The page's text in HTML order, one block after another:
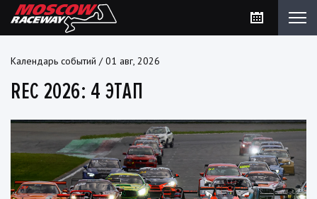
Календарь событий /01 авг, 2026
REC 2026: 4 ЭТАП